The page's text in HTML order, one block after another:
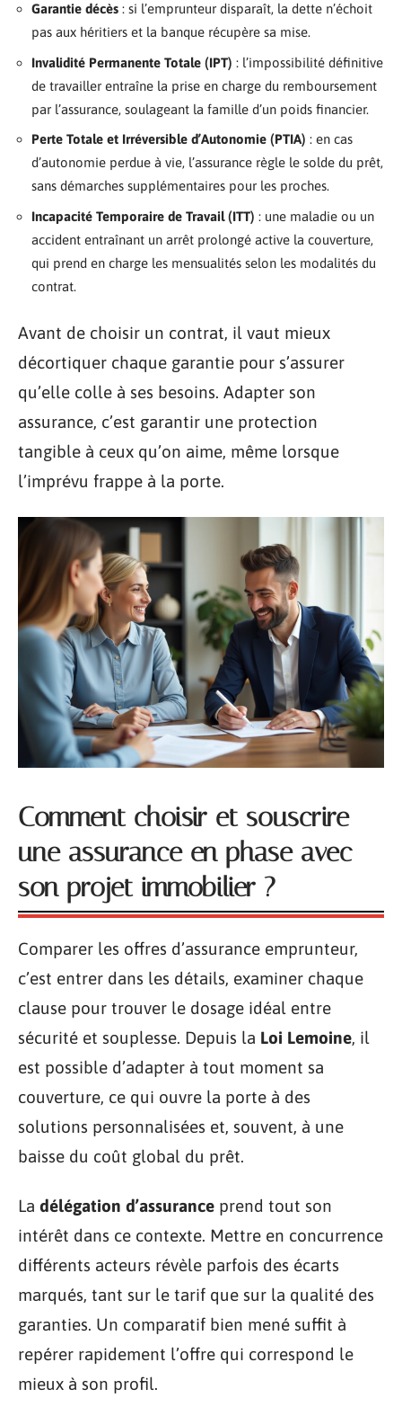
Garantie décès : si l’emprunteur disparaît, la dette n’échoit
pas aux héritiers et la banque récupère sa mise.
Invalidité Permanente Totale (IPT) : l’impossibilité définitive
de travailler entraîne la prise en charge du remboursement
par l’assurance, soulageant la famille d’un poids financier.
Perte Totale et Irréversible d’Autonomie (PTIA) : en cas
d’autonomie perdue à vie, l’assurance règle le solde du prêt,
sans démarches supplémentaires pour les proches.
Incapacité Temporaire de Travail (ITT) : une maladie ou un
accident entraînant un arrêt prolongé active la couverture,
qui prend en charge les mensualités selon les modalités du
contrat.
Avant de choisir un contrat, il vaut mieux
décortiquer chaque garantie pour s’assurer
qu’elle colle à ses besoins. Adapter son
assurance, c’est garantir une protection
tangible à ceux qu’on aime, même lorsque
l’imprévu frappe à la porte.
Comment choisir et souscrire
une assurance en phase avec
son projet immobilier ?
Comparer les offres d’assurance emprunteur,
c’est entrer dans les détails, examiner chaque
clause pour trouver le dosage idéal entre
sécurité et souplesse. Depuis la Loi Lemoine, il
est possible d’adapter à tout moment sa
couverture, ce qui ouvre la porte à des
solutions personnalisées et, souvent, à une
baisse du coût global du prêt.
La délégation d’assurance prend tout son
intérêt dans ce contexte. Mettre en concurrence
différents acteurs révèle parfois des écarts
marqués, tant sur le tarif que sur la qualité des
garanties. Un comparatif bien mené suffit à
repérer rapidement l’offre qui correspond le
mieux à son profil.